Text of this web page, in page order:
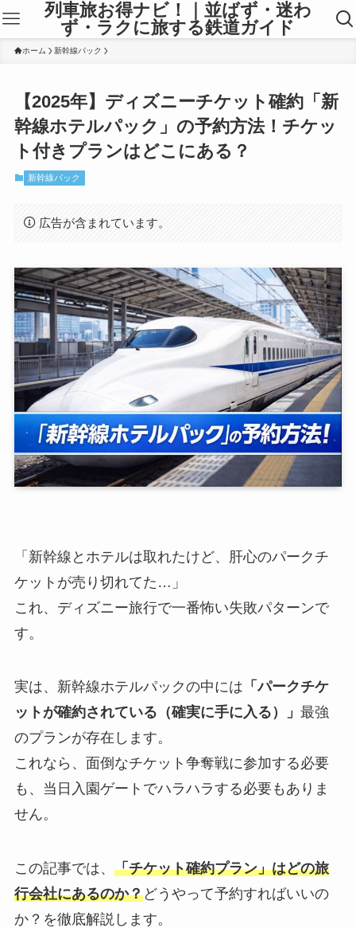
列車旅お得ナビ！｜並ばず・迷わ
ず・ラクに旅する鉄道ガイド
ホーム 新幹線パック
【2025年】ディズニーチケット確約「新
幹線ホテルパック」の予約方法！チケッ
ト付きプランはどこにある？
新幹線パック
広告が含まれています。
「新幹線とホテルは取れたけど、肝心のパークチ
ケットが売り切れてた…」
これ、ディズニー旅行で一番怖い失敗パターンで
す。
実は、新幹線ホテルパックの中には 「パークチケ
ットが確約されている（確実に手に入る）」 最強
のプランが存在します。
これなら、面倒なチケット争奪戦に参加する必要
も、当日入園ゲートでハラハラする必要もありま
せん。
この記事では、 「チケット確約プラン」はどの旅
行会社にあるのか？どうやって予約すればいいの
か？を徹底解説します。